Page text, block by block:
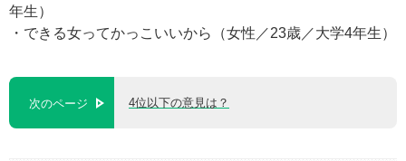
年生）
・できる女ってかっこいいから（女性／23歳／大学4年生）
次のページ 4位以下の意見は？